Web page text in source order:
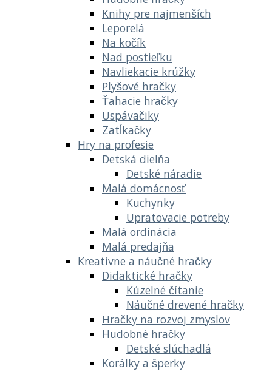
Knihy pre najmenších
Leporelá
Na kočík
Nad postieľku
Navliekacie krúžky
Plyšové hračky
Ťahacie hračky
Uspávačiky
Zatĺkačky
Hry na profesie
Detská dielňa
Detské náradie
Malá domácnosť
Kuchynky
Upratovacie potreby
Malá ordinácia
Malá predajňa
Kreatívne a náučné hračky
Didaktické hračky
Kúzelné čítanie
Náučné drevené hračky
Hračky na rozvoj zmyslov
Hudobné hračky
Detské slúchadlá
Korálky a šperky